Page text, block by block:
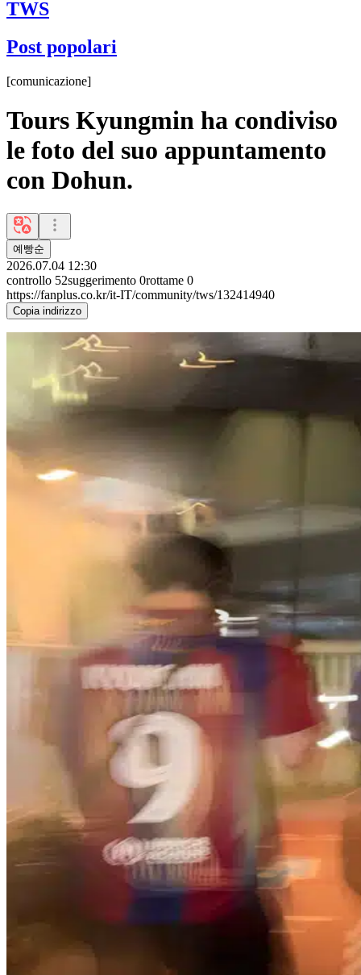
TWS
Post popolari
[comunicazione]
Tours Kyungmin ha condiviso
le foto del suo appuntamento
con Dohun.
예빵순
2026.07.04 12:30
controllo 52suggerimento 0rottame 0
https://fanplus.co.kr/it-IT/community/tws/132414940
Copia indirizzo